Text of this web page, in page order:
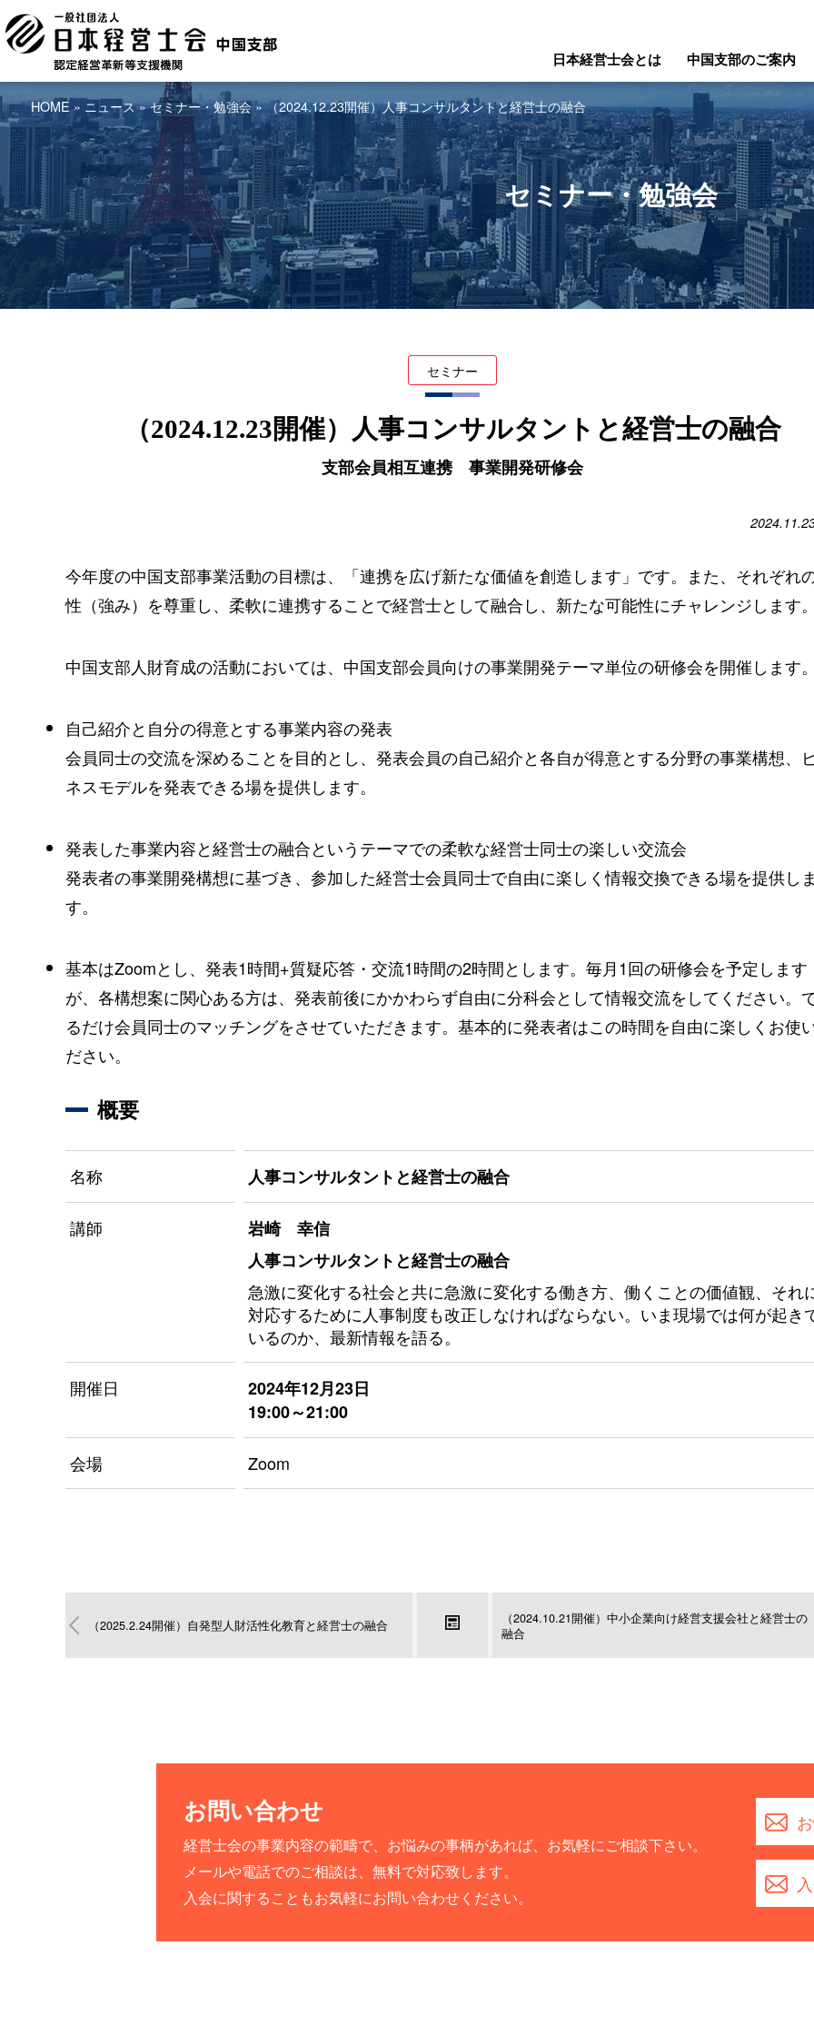
日本経営士会とは 中国支部のご案内
HOME» ニュース»セミナー・勉強会» （2024.12.23開催）人事コンサルタントと経営士の融合
セミナー・勉強会
セミナー
（2024.12.23開催）人事コンサルタントと経営士の融合
支部会員相互連携 事業開発研修会
今年度の中国支部事業活動の目標は、「連携を広げ新たな価値を創造します」です。また、それぞれ
性（強み）を尊重し、柔軟に連携することで経営士として融合し、新たな可能性にチャレンジします
中国支部人財育成の活動においては、中国支部会員向けの事業開発テーマ単位の研修会を開催します
自己紹介と自分の得意とする事業内容の発表
会員同士の交流を深めることを目的とし、発表会員の自己紹介と各自が得意とする分野の事業構想、
ネスモデルを発表できる場を提供します。
発表した事業内容と経営士の融合というテーマでの柔軟な経営士同士の楽しい交流会
発表者の事業開発構想に基づき、参加した経営士会員同士で自由に楽しく情報交換できる場を提供し
す。
基本はZoomとし、発表1時間+質疑応答・交流1時間の2時間とします。毎月1回の研修会を予定します
が、各構想案に関心ある方は、発表前後にかかわらず自由に分科会として情報交流をしてください。
るだけ会員同士のマッチングをさせていただきます。基本的に発表者はこの時間を自由に楽しくお使
ださい。
概要
名称 人事コンサルタントと経営士の融合
講師
岩崎 幸信
人事コンサルタントと経営士の融合
急激に変化する社会と共に急激に変化する働き方、働くことの価値観、それ
対応するために人事制度も改正しなければならない。いま現場では何が起き
いるのか、最新情報を語る。
開催日
2024年12月23日
19:00～21:00
会場 Zoom
（2025.2.24開催）自発型人財活性化教育と経営士の融合
（2024.10.21開催）中小企業向け経営支援会社と経営士の
融合
お問い合わせ
経営士会の事業内容の範疇で、お悩みの事柄があれば、お気軽にご相談下さい。
メールや電話でのご相談は、無料で対応致します。
入会に関することもお気軽にお問い合わせください。